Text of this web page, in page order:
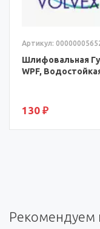
Артикул:
Шлифовальная
WPF,
130 ₽
Рекомендуем